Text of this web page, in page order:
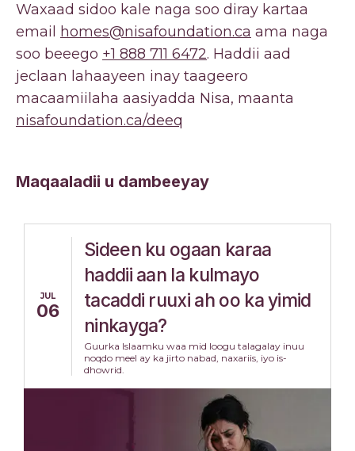
Waxaad sidoo kale naga soo diray kartaa
email
homes@nisafoundation.ca ama naga
soo beeego +1 888 711 6472. Haddii aad
jeclaan lahaayeen inay taageero
macaamiilaha aasiyadda Nisa, maanta
nisafoundation.ca/deeq
Maqaaladii u dambeeyay
JUL
06
Sideen ku ogaan karaa
haddii aan la kulmayo
tacaddi ruuxi ah oo ka yimid
ninkayga?
Guurka Islaamku waa mid loogu talagalay inuu
noqdo meel ay ka jirto nabad, naxariis, iyo is-
dhowrid.